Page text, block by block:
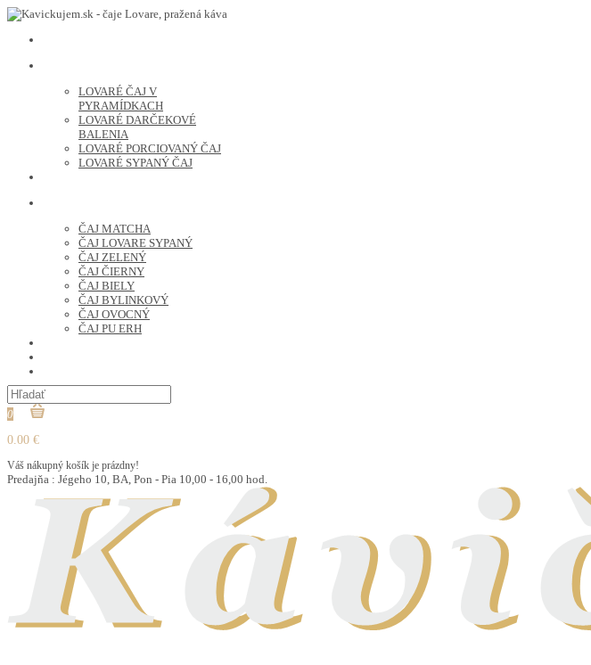
LOVARÉ ČAJ V
PYRAMÍDKACH
LOVARÉ DARČEKOVÉ
BALENIA
LOVARÉ PORCIOVANÝ ČAJ
LOVARÉ SYPANÝ ČAJ
ČAJ MATCHA
ČAJ LOVARE SYPANÝ
ČAJ ZELENÝ
ČAJ ČIERNY
ČAJ BIELY
ČAJ BYLINKOVÝ
ČAJ OVOCNÝ
ČAJ PU ERH
0
0.00 €
Váš nákupný košík je prázdny!
Predajňa : Jégeho 10, BA, Pon - Pia 10,00 - 16,00 hod.